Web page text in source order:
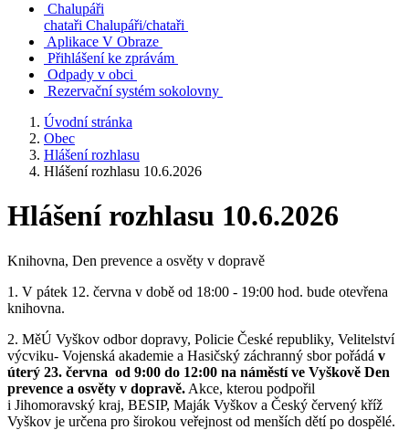
Chalupáři
chataři Chalupáři/chataři
Aplikace V Obraze
Přihlášení ke zprávám
Odpady v obci
Rezervační systém sokolovny
Úvodní stránka
Obec
Hlášení rozhlasu
Hlášení rozhlasu 10.6.2026
Hlášení rozhlasu 10.6.2026
Knihovna, Den prevence a osvěty v dopravě
1. V pátek 12. června v době od 18:00 - 19:00 hod. bude otevřena
knihovna.
2. MěÚ Vyškov odbor dopravy, Policie České republiky, Velitelství
výcviku- Vojenská akademie a Hasičský záchranný sbor pořádá v
úterý 23. června od 9:00 do 12:00 na náměstí ve Vyškově Den
prevence a osvěty v dopravě. Akce, kterou podpořil
i Jihomoravský kraj, BESIP, Maják Vyškov a Český červený kříž
Vyškov je určena pro širokou veřejnost od menších dětí po dospělé.